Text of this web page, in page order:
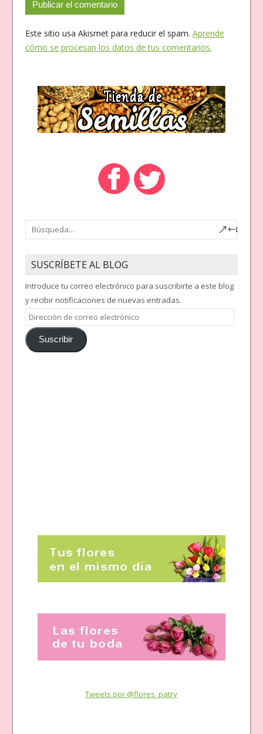
Este sitio usa Akismet para reducir el spam. Aprende
cómo se procesan los datos de tus comentarios.
SUSCRÍBETE AL BLOG
Introduce tu correo electrónico para suscribirte a este blog
y recibir notificaciones de nuevas entradas.
Dirección
de
correoSuscribir
Tweets por @flores_patry